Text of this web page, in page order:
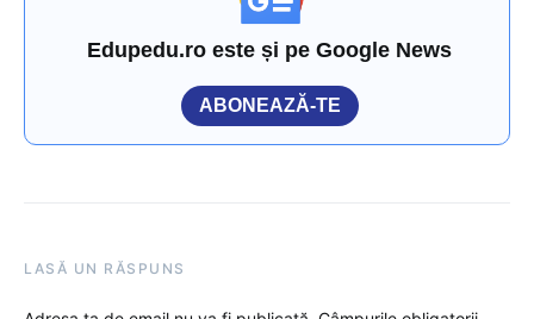
Edupedu.ro este și pe Google News
ABONEAZĂ-TE
LASĂ UN RĂSPUNS